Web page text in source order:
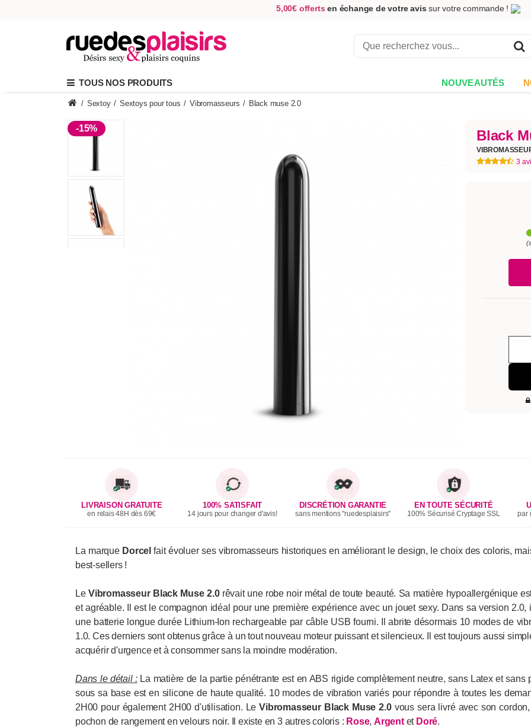
5,00€ offerts en échange de votre avis sur votre commande !
TOUS NOS PRODUITS NOUVEAUTÉS
/ Sextoy / Sextoys pour tous / Vibromasseurs / Black muse 2.0
-15% Black
3
LIVRAISON GRATUITE
en relais 48H dès 69€
100% SATISFAIT
14 jours pour changer d'avis!
DISCRÉTION GARANTIE
sans mentions "ruedesplaisirs"
EN TOUTE SÉCURITÉ
100% Sécurisé Cryptage SSL par
La marque Dorcelfait évoluer ses vibromasseurs historiques en améliorant le design, le choix des coloris,
best-sellers !
Le Vibromasseur Black Muse 2.0rêvait une robe noir métal de toute beauté. Sa matière hypoallergénique
et agréable. Il est le compagnon idéal pour une première expérience avec un jouet sexy. Dans sa version
une batterie longue durée Lithium-Ion rechargeable par câble USB fourni. Il abrite désormais 10 modes de
1.0. Ces derniers sont obtenus grâce à un tout nouveau moteur puissant et silencieux. Il est toujours aussi
acquérir d'urgence et à consommer sans la moindre modération.
Dans le détail :La matière de la partie pénétrante est en ABS rigide complètement neutre, sans Latex et
sous sa base est en silicone de haute qualité. 10 modes de vibration variés pour répondre à toutes les
2H00 pour également 2H00 d'utilisation. Le Vibromasseur Black Muse 2.0vous sera livré avec son
pochon de rangement en velours noir. Il existe en 3 autres coloris : Rose,Argentet Doré.